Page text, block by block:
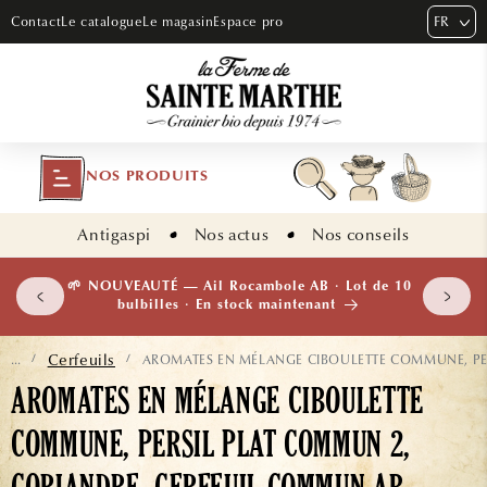
ET PASSER
ContactLe catalogueLe magasinEspace pro FR
NOS PRODUITS
Antigaspi Nos actus Nos conseils
🌱 NOUVEAUTÉ — Ail Rocambole AB · Lot de 10
bulbilles · En stock maintenant
... / Cerfeuils / AROMATES EN MÉLANGE CIBOULETTE COMMUNE,
AROMATES EN MÉLANGE CIBOULETTE
COMMUNE, PERSIL PLAT COMMUN 2,